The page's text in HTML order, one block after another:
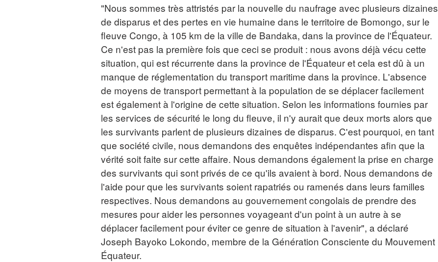
"Nous sommes très attristés par la nouvelle du naufrage avec plusieurs dizaines
de disparus et des pertes en vie humaine dans le territoire de Bomongo, sur le
fleuve Congo, à 105 km de la ville de Bandaka, dans la province de l'Équateur.
Ce n'est pas la première fois que ceci se produit : nous avons déjà vécu cette
situation, qui est récurrente dans la province de l'Équateur et cela est dû à un
manque de réglementation du transport maritime dans la province. L'absence
de moyens de transport permettant à la population de se déplacer facilement
est également à l'origine de cette situation. Selon les informations fournies par
les services de sécurité le long du fleuve, il n'y aurait que deux morts alors que
les survivants parlent de plusieurs dizaines de disparus. C'est pourquoi, en tant
que société civile, nous demandons des enquêtes indépendantes afin que la
vérité soit faite sur cette affaire. Nous demandons également la prise en charge
des survivants qui sont privés de ce qu'ils avaient à bord. Nous demandons de
l'aide pour que les survivants soient rapatriés ou ramenés dans leurs familles
respectives. Nous demandons au gouvernement congolais de prendre des
mesures pour aider les personnes voyageant d'un point à un autre à se
déplacer facilement pour éviter ce genre de situation à l'avenir", a déclaré
Joseph Bayoko Lokondo, membre de la Génération Consciente du Mouvement
Équateur.